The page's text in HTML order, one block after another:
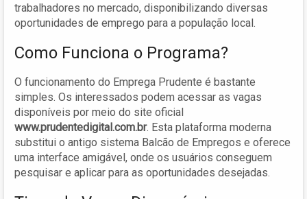
trabalhadores no mercado, disponibilizando diversas
oportunidades de emprego para a população local.
Como Funciona o Programa?
O funcionamento do Emprega Prudente é bastante
simples. Os interessados podem acessar as vagas
disponíveis por meio do site oficial
www.prudentedigital.com.br. Esta plataforma moderna
substitui o antigo sistema Balcão de Empregos e oferece
uma interface amigável, onde os usuários conseguem
pesquisar e aplicar para as oportunidades desejadas.